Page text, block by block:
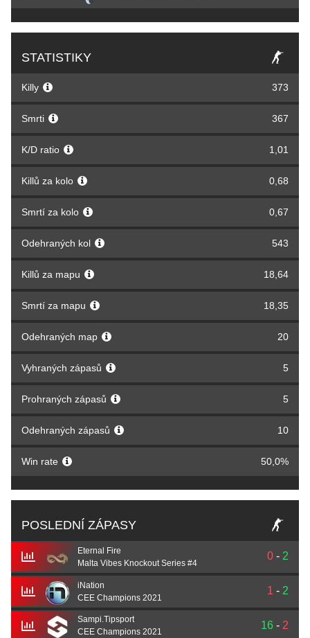
STATISTIKY
Killy 373
Smrti 367
K/D ratio 1,01
Killů za kolo 0,68
Smrtí za kolo 0,67
Odehraných kol 543
Killů za mapu 18,64
Smrtí za mapu 18,35
Odehraných map 20
Vyhraných zápasů 5
Prohraných zápasů 5
Odehraných zápasů 10
Win rate 50,0%
POSLEDNÍ ZÁPASY
Eternal Fire
Malta Vibes Knockout Series #4
0 - 2
iNation
CEE Champions 2021
1 - 2
Sampi.Tipsport
CEE Champions 2021
16 - 2